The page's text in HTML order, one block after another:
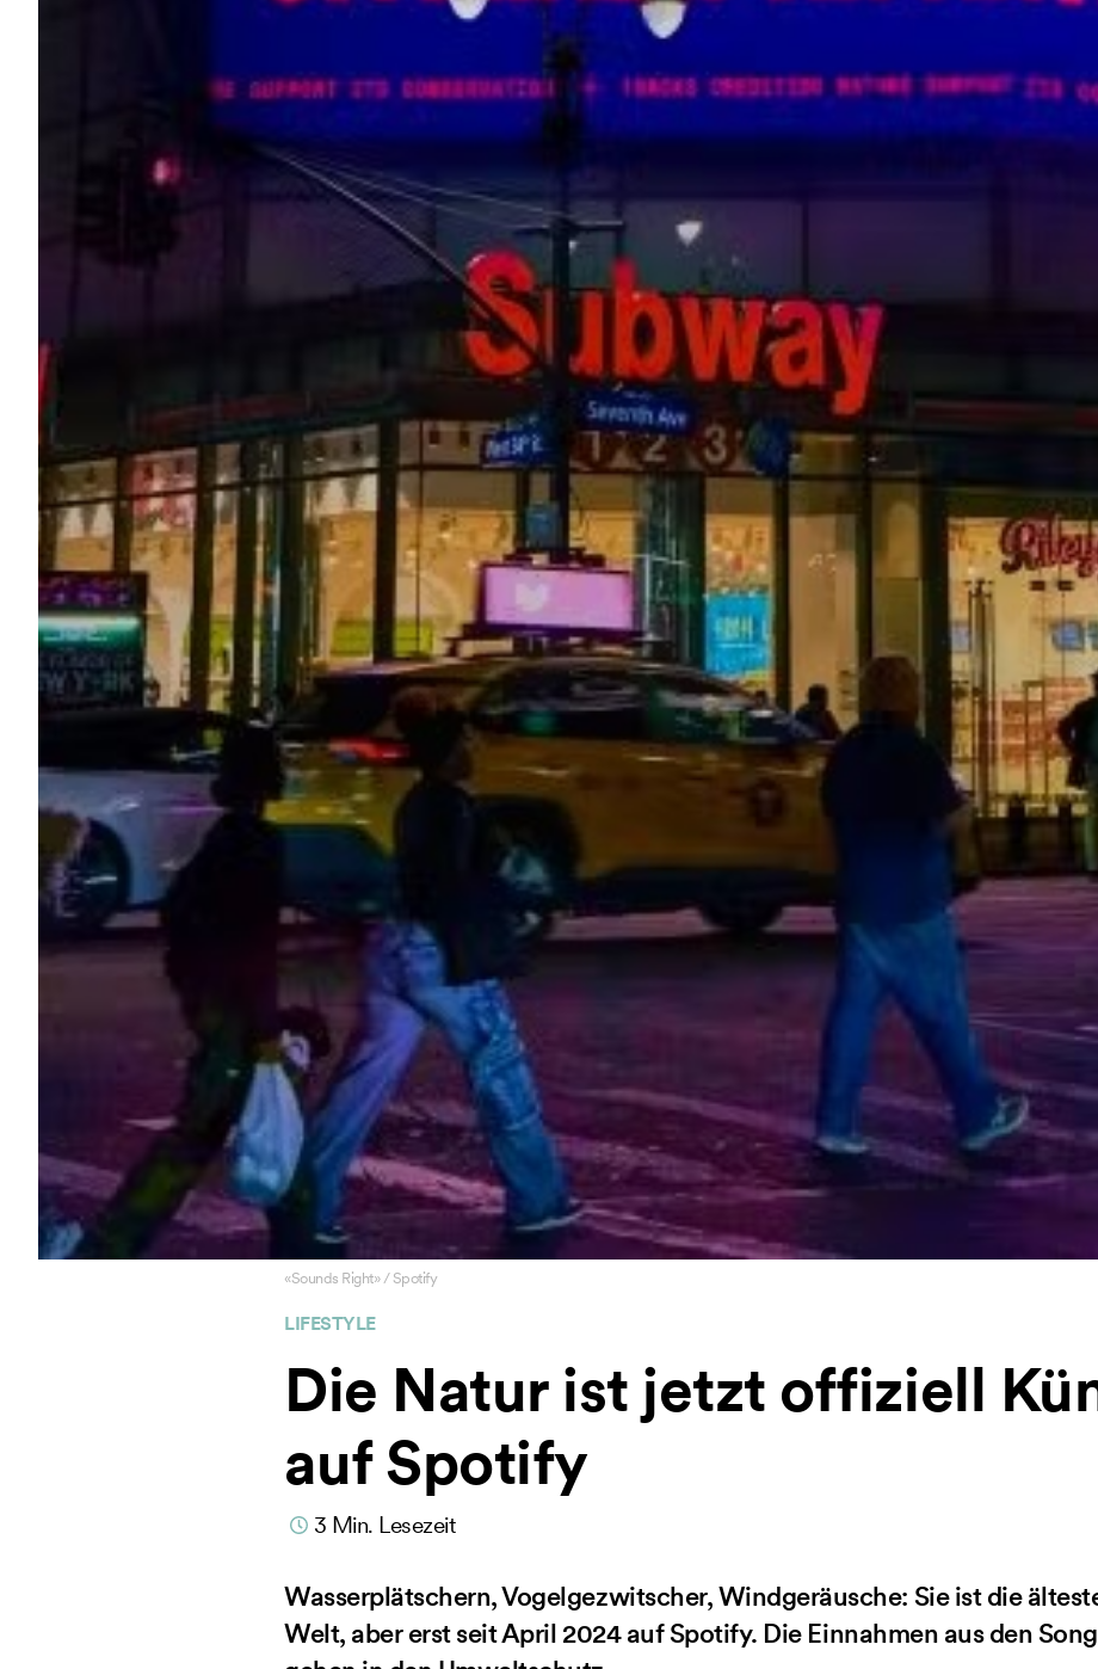
«Sounds Right» / Spotify
LIFESTYLE
Die Natur ist jetzt offiziell
auf Spotify
3 Min. Lesezeit
Wasserplätschern, Vogelgezwitscher, Windgeräusche: Sie ist die
Welt, aber erst seit April 2024 auf Spotify. Die Einnahmen aus den